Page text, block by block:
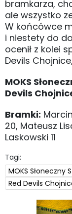
bramkarza,
ale wszystko
W końcówce
i niestety do
ocenił z kolei
Devils
MOKS
Devils
Bramki:
20, Mateusz
Laskowski 11
Tagi:
MOKS Słoneczny
Red Devils